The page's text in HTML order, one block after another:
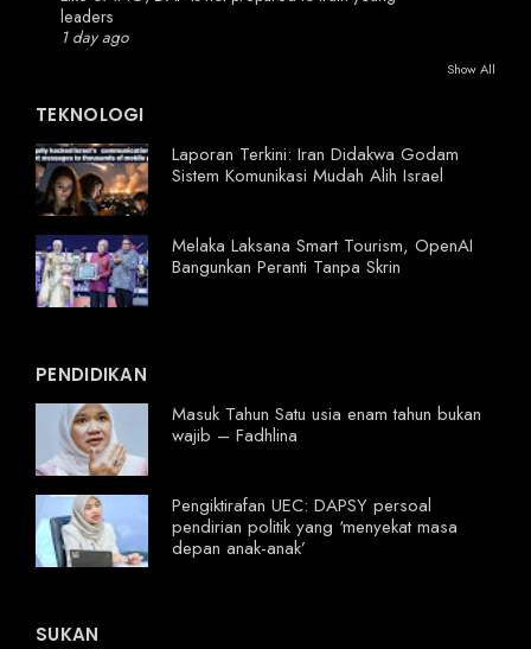
leaders
1 day ago
Show All
TEKNOLOGI
Laporan Terkini: Iran Didakwa Godam
Sistem Komunikasi Mudah Alih Israel
Melaka Laksana Smart Tourism, OpenAI
Bangunkan Peranti Tanpa Skrin
PENDIDIKAN
Masuk Tahun Satu usia enam tahun bukan
wajib – Fadhlina
Pengiktirafan UEC: DAPSY persoal
pendirian politik yang ‘menyekat masa
depan anak-anak’
SUKAN